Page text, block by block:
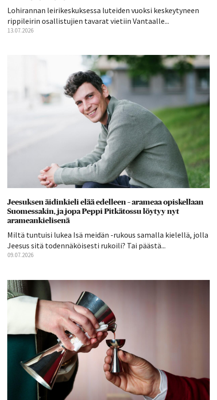
Lohirannan leirikeskuksessa luteiden vuoksi keskeytyneen
rippileirin osallistujien tavarat vietiin Vantaalle...
13.07.2026
Jeesuksen äidinkieli elää edelleen – arameaa opiskellaan
Suomessakin, ja jopa Peppi Pitkätossu löytyy nyt
arameankielisenä
Miltä tuntuisi lukea Isä meidän -rukous samalla kielellä, jolla
Jeesus sitä todennäköisesti rukoili? Tai päästä...
09.07.2026